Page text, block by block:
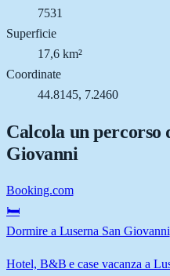
7531
Superficie
17,6 km²
Coordinate
44.8145, 7.2460
Calcola un percorso
Giovanni
Booking.com
🛏️
Dormire a Luserna San Giovanni
Hotel, B&B e case vacanza a